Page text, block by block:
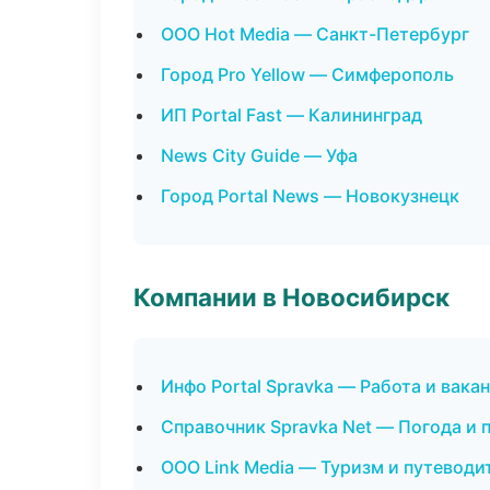
ООО Hot Media — Санкт-Петербург
Город Pro Yellow — Симферополь
ИП Portal Fast — Калининград
News City Guide — Уфа
Город Portal News — Новокузнецк
Компании в Новосибирск
Инфо Portal Spravka — Работа и
Справочник Spravka Net — Погода и
ООО Link Media — Туризм и